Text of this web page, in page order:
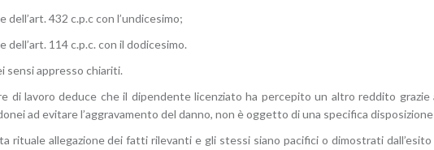
dell’art. 432 c.p.c con l’undicesimo;
dell’art. 114 c.p.c. con il dodicesimo.
sensi appresso chiariti.
di lavoro deduce che il dipendente licenziato ha percepito un altro reddito
ad evitare l’aggravamento del danno, non è oggetto di una specifica
rituale allegazione dei fatti rilevanti e gli stessi siano pacifici o dimostrati